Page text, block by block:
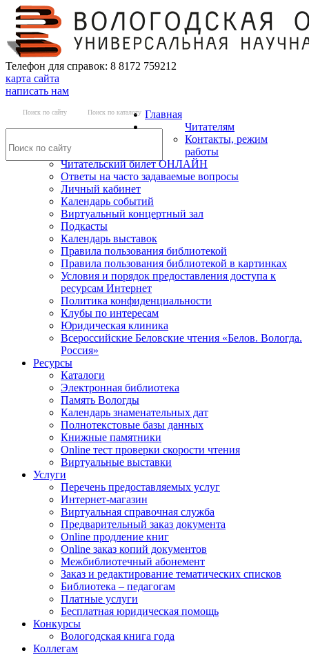
Телефон для справок: 8 8172 759212
карта сайта
написать нам
Поиск по сайту Поиск по каталогу Главная
Читателям
Контакты, режим
работы
Читательский билет ОНЛАЙН
Ответы на часто задаваемые вопросы
Личный кабинет
Календарь событий
Виртуальный концертный зал
Подкасты
Календарь выставок
Правила пользования библиотекой
Правила пользования библиотекой в картинках
Условия и порядок предоставления доступа к
ресурсам Интернет
Политика конфиденциальности
Клубы по интересам
Юридическая клиника
Всероссийские Беловские чтения «Белов. Вологда.
Россия»
Ресурсы
Каталоги
Электронная библиотека
Память Вологды
Календарь знаменательных дат
Полнотекстовые базы данных
Книжные памятники
Online тест проверки скорости чтения
Виртуальные выставки
Услуги
Перечень предоставляемых услуг
Интернет-магазин
Виртуальная справочная служба
Предварительный заказ документа
Online продление книг
Online заказ копий документов
Межбиблиотечный абонемент
Заказ и редактирование тематических списков
Библиотека – педагогам
Платные услуги
Бесплатная юридическая помощь
Конкурсы
Вологодская книга года
Коллегам